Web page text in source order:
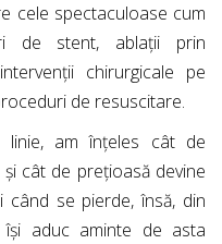
cele spectaculoase cum
de stent, ablații prin
chirurgicale pe
de resuscitare.
linie, am înțeles cât de
cât de prețioasă devine
când se pierde, însă, din
își aduc aminte de asta